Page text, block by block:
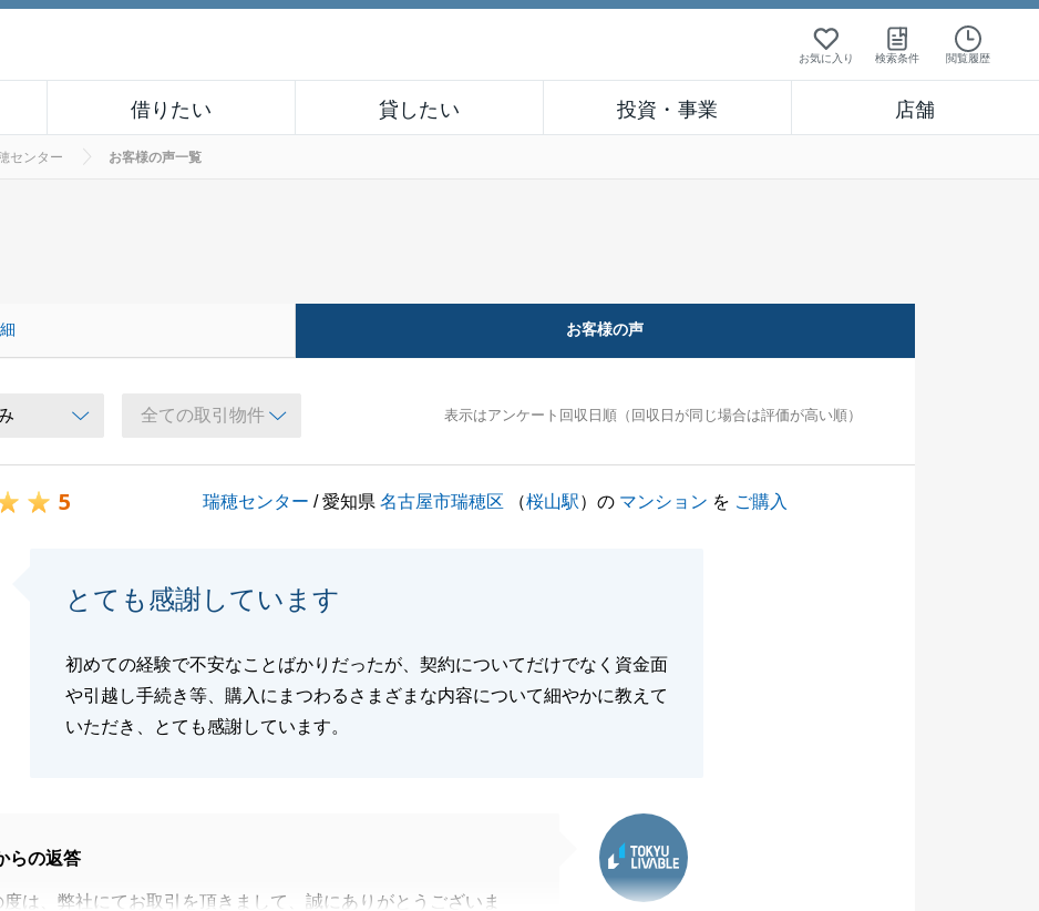
お気に入り 検索条件 閲覧履歴
借りたい 貸したい 投資・事業 店舗
センター お客様の声一覧
お客様の声
表示はアンケート回収日順（回収日が同じ場合は評価が高い順）
5 瑞穂センター / 愛知県名古屋市瑞穂区 （桜山駅）の マンション を ご購入
とても感謝しています
初めての経験で不安なことばかりだったが、契約についてだけでなく資金面
や引越し手続き等、購入にまつわるさまざまな内容について細やかに教えて
いただき、とても感謝しています。
らの返答
は、弊社にてお取引を頂きまして、誠にありがとうございま